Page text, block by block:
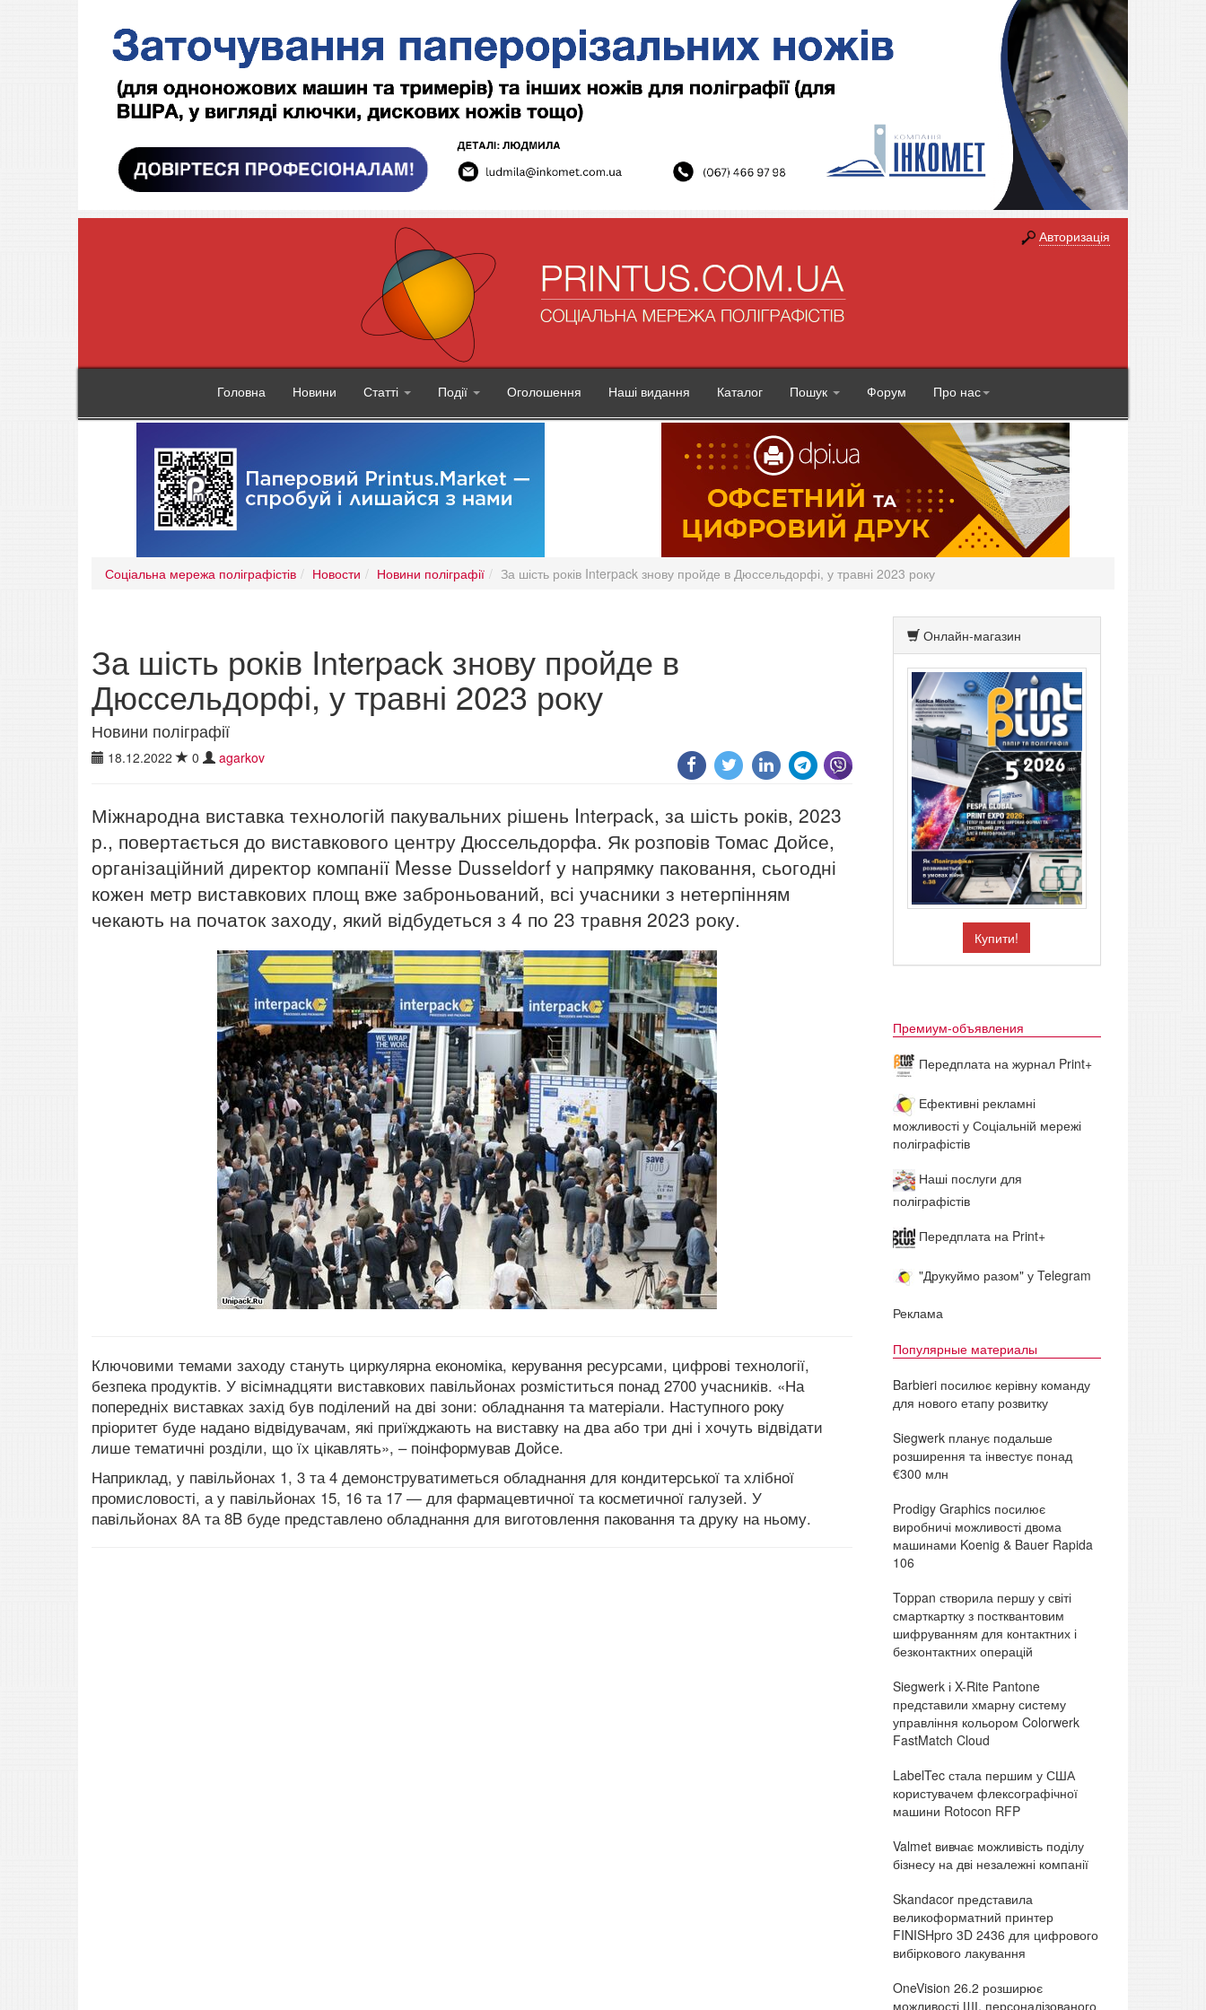
Авторизація
Головна Новини Статті Події Оголошення Наші видання Каталог Пошук Форум Про нас
Соціальна мережа поліграфістів Новости Новини поліграфії За шість років Interpack знову пройде в Дюссельдорфі, у травні 2023 року
За шість років Interpack знову пройде в
Дюссельдорфі, у травні 2023 року
Новини поліграфії
18.12.2022 0 agarkov
Міжнародна виставка технологій пакувальних рішень Interpack, за шість років, 2023
р., повертається до виставкового центру Дюссельдорфа. Як розповів Томас Дойсе,
організаційний директор компанії Messe Dusseldorf у напрямку паковання, сьогодні
кожен метр виставкових площ вже заброньований, всі учасники з нетерпінням
чекають на початок заходу, який відбудеться з 4 по 23 травня 2023 року.
Ключовими темами заходу стануть циркулярна економіка, керування ресурсами, цифрові технології,
безпека продуктів. У вісімнадцяти виставкових павільйонах розміститься понад 2700 учасників. «На
попередніх виставках захід був поділений на дві зони: обладнання та матеріали. Наступного року
пріоритет буде надано відвідувачам, які приїжджають на виставку на два або три дні і хочуть відвідати
лише тематичні розділи, що їх цікавлять», – поінформував Дойсе.
Наприклад, у павільйонах 1, 3 та 4 демонструватиметься обладнання для кондитерської та хлібної
промисловості, а у павільйонах 15, 16 та 17 — для фармацевтичної та косметичної галузей. У
павільйонах 8А та 8B буде представлено обладнання для виготовлення паковання та друку на ньому.
Онлайн-магазин
Купити!
Премиум-объявления
Передплата на журнал Print+
Ефективні рекламні
можливості у Соціальній мережі
поліграфістів
Наші послуги для
поліграфістів
Передплата на Print+
"Друкуймо разом" у Telegram
Реклама
Популярные материалы
Barbieri посилює керівну команду
для нового етапу розвитку
Siegwerk планує подальше
розширення та інвестує понад
€300 млн
Prodigy Graphics посилює
виробничі можливості двома
машинами Koenig & Bauer Rapida
106
Toppan створила першу у світі
смарткартку з постквантовим
шифруванням для контактних і
безконтактних операцій
Siegwerk і X-Rite Pantone
представили хмарну систему
управління кольором Colorwerk
FastMatch Cloud
LabelTec стала першим у США
користувачем флексографічної
машини Rotocon RFP
Valmet вивчає можливість поділу
бізнесу на дві незалежні компанії
Skandacor представила
великоформатний принтер
FINISHpro 3D 2436 для цифрового
вибіркового лакування
OneVision 26.2 розширює
можливості ШІ, персоналізованого